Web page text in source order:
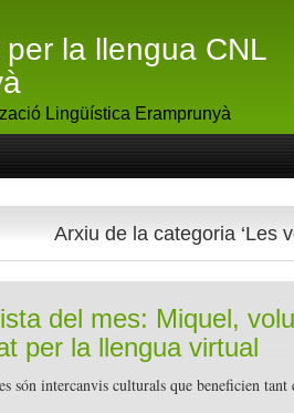
la llengua CNL
Lingüística Eramprunyà
Arxiu de la categoria ‘Les
del mes: Miquel,
per la llengua virtual
són intercanvis culturals que beneficien